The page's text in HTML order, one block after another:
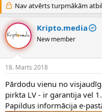
v
e
d
i
e
n
a
u
s
ā
c
k
u
m
a
d
t
m
s
Nav atvērts turpmākām
Kripto.media
New member
18. Marts 2018
Pārdodu vienu no
pirkta LV - ir garantija vel
Papildus informācija e-